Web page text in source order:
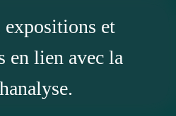
expositions et
en lien avec la